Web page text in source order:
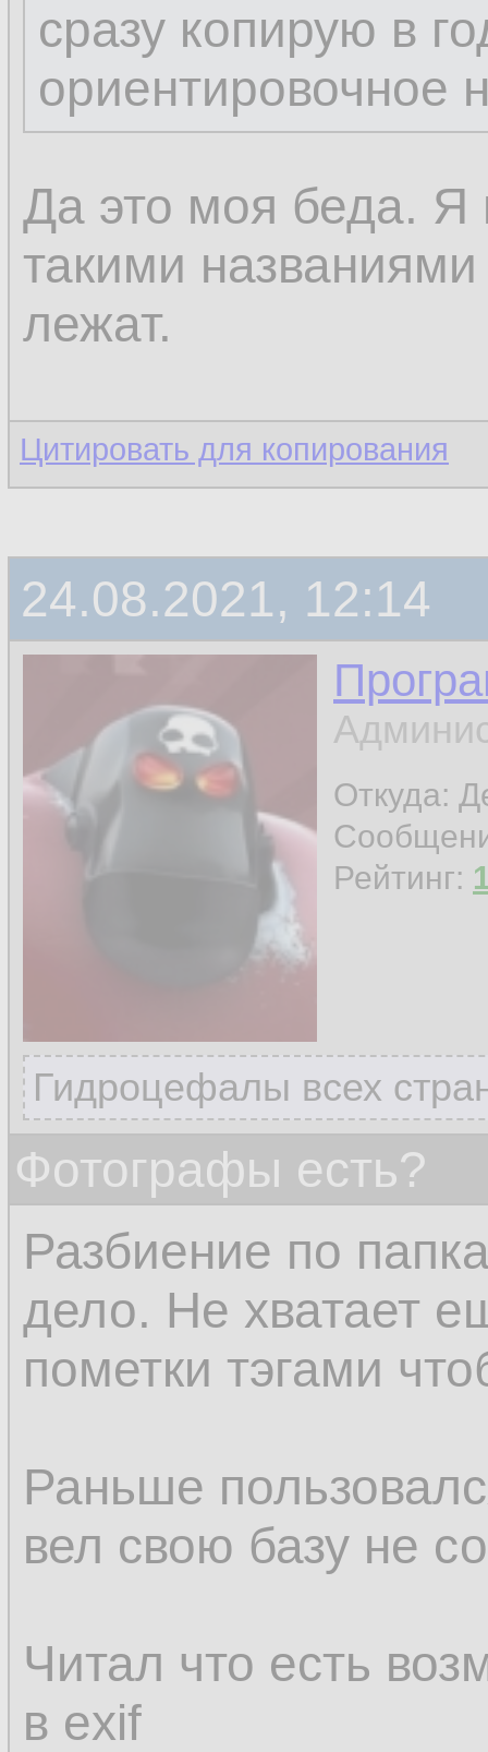
сразу копирую в
ориентировочное
Да это моя беда. Я
такими
лежат.
Цитировать для копирования
24.08.2021, 12:14
Откуда:
Рейтинг:
Гидроцефалы всех
Фотографы есть?
Разбиение по
дело. Не хватает
пометки тэгами
Раньше
вел свою базу не
Читал что есть
в exif